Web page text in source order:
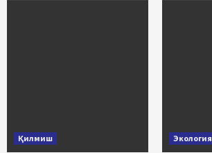
Қилмиш Экология